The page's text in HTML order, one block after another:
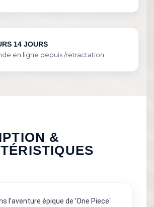
14 JOURS
en ligne depuis /retractation.
&
l'aventure épique de 'One Piece'